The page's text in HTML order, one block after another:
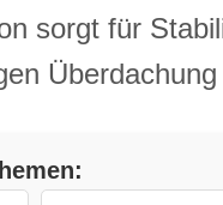
sorgt für